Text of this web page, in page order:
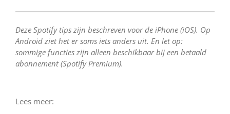
Deze Spotify tips zijn beschreven voor de iPhone (iOS). Op
Android ziet het er soms iets anders uit. En let op:
sommige functies zijn alleen beschikbaar bij een betaald
abonnement (Spotify Premium).
Lees meer: